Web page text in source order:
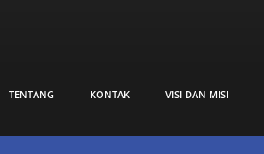
TENTANG KONTAK VISI DAN MISI